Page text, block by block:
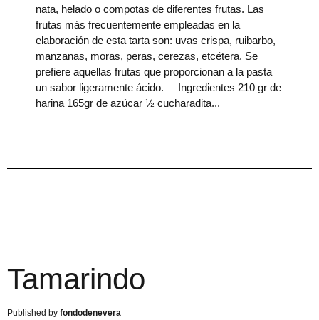
nata, helado o compotas de diferentes frutas. Las
frutas más frecuentemente empleadas en la
elaboración de esta tarta son: uvas crispa, ruibarbo,
manzanas, moras, peras, cerezas, etcétera. Se
prefiere aquellas frutas que proporcionan a la pasta
un sabor ligeramente ácido. Ingredientes 210 gr de
harina 165gr de azúcar ½ cucharadita
Tamarindo
fondodenevera